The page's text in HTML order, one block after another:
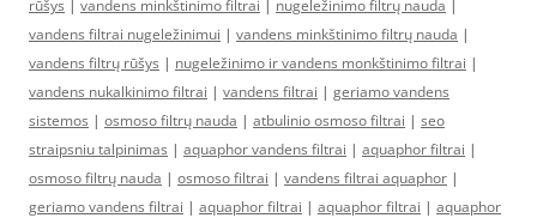
rūšys | vandens minkštinimo filtrai | nugeležinimo filtrų nauda |
vandens filtrai nugeležinimui | vandens minkštinimo filtrų nauda |
vandens filtrų rūšys | nugeležinimo ir vandens monkštinimo filtrai |
vandens nukalkinimo filtrai | vandens filtrai | geriamo vandens
sistemos | osmoso filtrų nauda | atbulinio osmoso filtrai | seo
straipsniu talpinimas | aquaphor vandens filtrai | aquaphor filtrai |
osmoso filtrų nauda | osmoso filtrai | vandens filtrai aquaphor |
geriamo vandens filtrai | aquaphor filtrai | aquaphor filtrai | aquaphor